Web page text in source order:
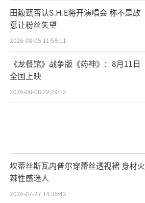
田馥甄否认S.H.E将开演唱会 称不是故
意让粉丝失望
2026-08-05 11:58:11
《龙餐馆》战争版《药神》：8月11日
全国上映
2026-08-08 22:29:12
坎蒂丝斯瓦内普尔穿蕾丝透视裙 身材火
辣性感迷人
2026-07-27 14:36:43